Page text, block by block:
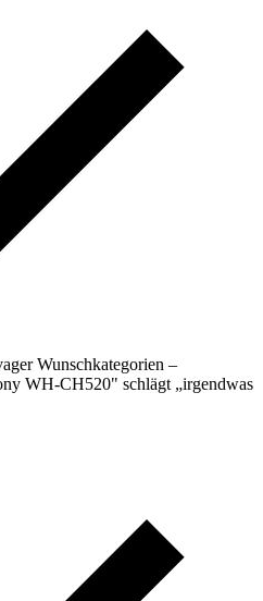
Wunschkategorien –
WH-CH520" schlägt „irgendwas